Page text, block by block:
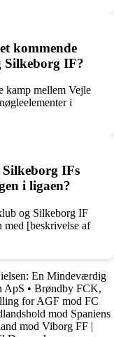
kommende
Silkeborg IF?
kamp mellem Vejle
i
IFs
i ligaen?
og Silkeborg IF
med [beskrivelse af
En Mindeværdig
ApS • Brøndby FCK,
for AGF mod FC
mod Spaniens
mod Viborg FF |